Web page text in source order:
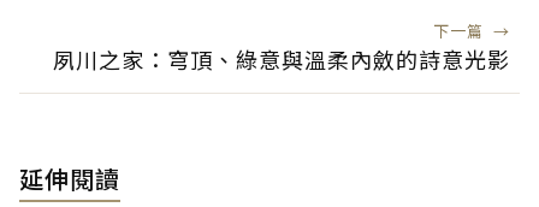
下一篇 →
夙川之家：穹頂、綠意與溫柔內斂的詩意光影
延伸閱讀